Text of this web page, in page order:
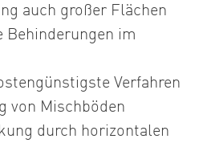
auch großer Flächen
Behinderungen im
Verfahren
von Mischböden
durch horizontalen